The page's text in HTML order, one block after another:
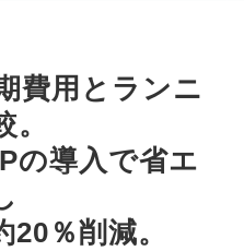
ード一覧
費用とランニ
の導入で省エ
％削減。